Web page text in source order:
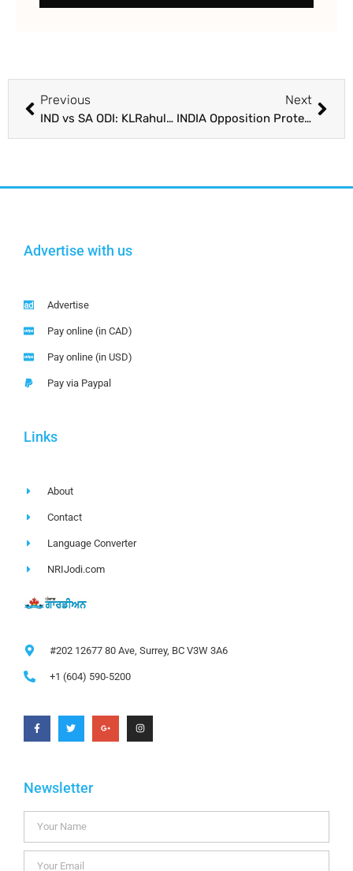
Previous
IND vs SA ODI: KLRahul ਨੇ ਬਤੌਰ ਕਪਤਾਨ ਕੀਤੀ ਵਿਰਾਟ ਕੋਹਲੀ ਦੇ ਇਤਿਹਾਸਕ ਰਿਕਾਰਡ ਦੀ ਬਰਾਬਰੀ, ਦੱਖਣੀ ਅਫਰੀਕਾ ਨਾਲ 2 ਸਾਲ ਪੁਰਾਣਾ ਹਿਸਾਬ ਕੀਤਾ ਬਰਾਬਰ
Next
INDIA Opposition Protest : ਸੜਕਾਂ ‘ਚੇ ਆਈ ਸੰਸਦ ਦੀ ਲੜਾਈ, MPs ਦੀ ਮੁਅੱਤਲੀ ਖ਼ਿਲਾਫ਼ ਜੰਤਰ-ਮੰਤਰ ‘ਤੇ ਇਕੱਠੇ ਹੋਏ ਵਿਰੋਧੀ ਧਿਰ ਦੇ ਆਗੂ
Advertise with us
Advertise
Pay online (in CAD)
Pay online (in USD)
Pay via Paypal
Links
About
Contact
Language Converter
NRIJodi.com
#202 12677 80 Ave, Surrey, BC V3W 3A6
+1 (604) 590-5200
Newsletter